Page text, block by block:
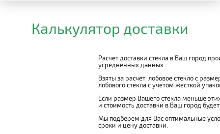
Калькулятор доставки
Расчет доставки стекла в Ваш город
усредненных данных.
Взяты за расчет: лобовое стекло с
лобового стекла с учетом жесткой
Если размер Вашего стекла меньше
и стоимость доставки в Ваш город
Мы подберем для Вас оптимальные
сроки и цену доставки.